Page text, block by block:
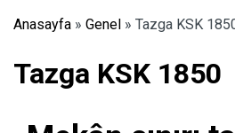
Anasayfa » Genel » Tazga KSK
Tazga KSK 1850